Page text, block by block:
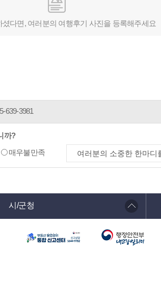
셨다면, 여러분의 여행후기 사진을 등록해주세요
639-3981
까?
매우불만족
시/군청